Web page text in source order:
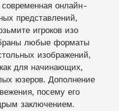
онлайн-
представлений,
игроков изо
любые форматы
изображений,
для начинающих,
юзеров. Дополнение
посему его
заключением.